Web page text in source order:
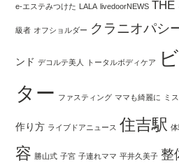
e-エステみつけた LALA livedoorNEWS THE
級者 オフショルダー クラニオパシ
ンド デコルテ美人 トータルボディケア
ター ファスティング ママも綺麗に ミ
作り方 ライブドアニュース 住吉駅
容 勝山式 子宮 子連れママ 平井久美子 整